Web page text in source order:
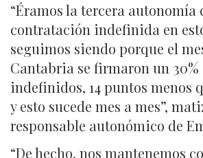
“Éramos la tercera autonomía
contratación indefinida en
seguimos siendo porque el
Cantabria se firmaron un 30%
indefinidos, 14 puntos menos
y esto sucede mes a mes”,
responsable autonómico de
“De hecho, nos mantenemos